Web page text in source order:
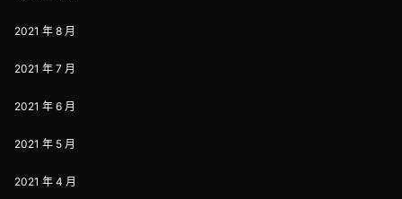
2021 年 8 月
2021 年 7 月
2021 年 6 月
2021 年 5 月
2021 年 4 月